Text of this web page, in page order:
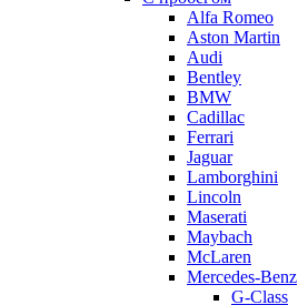
Alfa Romeo
Aston Martin
Audi
Bentley
BMW
Cadillac
Ferrari
Jaguar
Lamborghini
Lincoln
Maserati
Maybach
McLaren
Mercedes-Benz
G-Class